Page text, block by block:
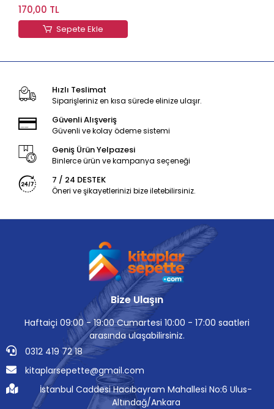
170,00 TL
Sepete Ekle
Hızlı Teslimat
Siparişleriniz en kısa sürede elinize ulaşır.
Güvenli Alışveriş
Güvenli ve kolay ödeme sistemi
Geniş Ürün Yelpazesi
Binlerce ürün ve kampanya seçeneği
7 / 24 DESTEK
Öneri ve şikayetlerinizi bize iletebilirsiniz.
Bize Ulaşın
Haftaiçi 09:00 - 19:00 Cumartesi 10:00 - 17:00 saatleri
arasında ulaşabilirsiniz.
0312 419 72 18
kitaplarsepette@gmail.com
İstanbul Caddesi Hacıbayram Mahallesi No:6 Ulus-
Altındağ/Ankara